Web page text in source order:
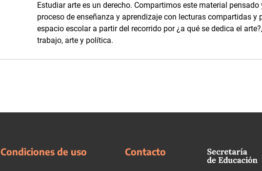
Estudiar arte es un derecho. Compartimos este material
proceso de enseñanza y aprendizaje con lecturas compartidas y
espacio escolar a partir del recorrido por ¿a qué se dedica el
trabajo, arte y política.
Condiciones de uso Contacto